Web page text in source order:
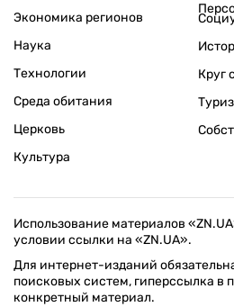
Экономика регионов
Наука
Технологии
Среда обитания
Церковь
Культура
Круг
Использование материалов
условии ссылки на «ZN.UA».
Для интернет-изданий
поисковых систем, гиперссылка в
конкретный материал.